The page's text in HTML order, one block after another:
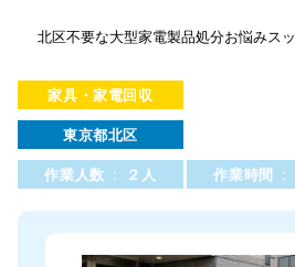
北区不要な大型家電製品処分お悩みス
家具・家電回収
東京都北区
作業人数 : ２人
作業時間 :